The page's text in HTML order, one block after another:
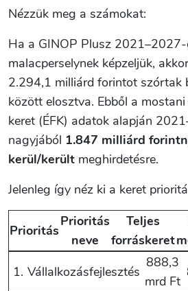
Nézzük meg a számokat:
Ha a GINOP Plusz
malacperselynek képzeljük,
2.294,1 milliárd forintot szórtak
között elosztva. Ebből a
keret (ÉFK) adatok alapján
nagyjából 1.847 milliárd
kerül/került meghirdetésre.
Jelenleg így néz ki a keret
Prioritás
Prioritás
neve
Teljes
forráskeret
1. Vállalkozásfejlesztés
888,3
mrd Ft